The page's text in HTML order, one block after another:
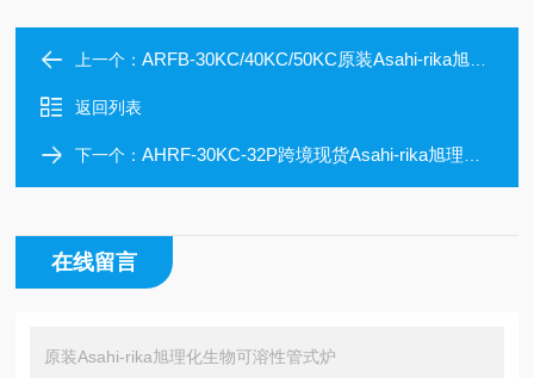
上一个：ARFB-30KC/40KC/50KC原装Asahi-rika旭理化生物可溶性管式炉
返回列表
下一个：AHRF-30KC-32P跨境现货Asahi-rika旭理化高温管式炉
在线留言